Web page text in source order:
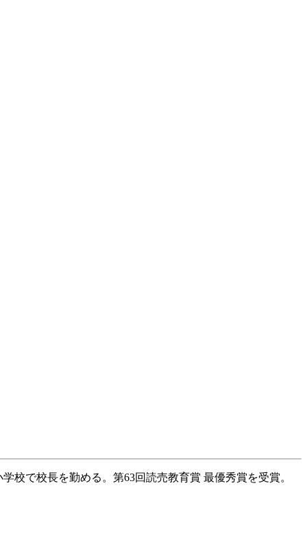
校で校長を勤める。第63回読売教育賞 最優秀賞を受賞。